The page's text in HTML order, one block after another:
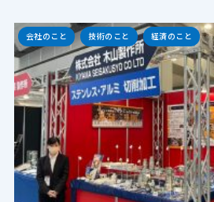
会社のこと 技術のこと 経済のこと